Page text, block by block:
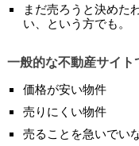
まだ売ろうと決めた
い、という方でも。
一般的な不動産サイ
価格が安い物件
売りにくい物件
売ることを急いでい